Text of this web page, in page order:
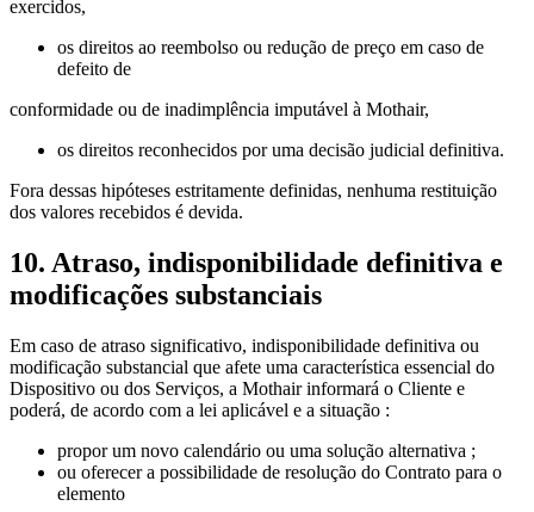
exercidos,
os direitos ao reembolso ou redução de preço em caso de
defeito de
conformidade ou de inadimplência imputável à Mothair,
os direitos reconhecidos por uma decisão judicial definitiva.
Fora dessas hipóteses estritamente definidas, nenhuma restituição
dos valores recebidos é devida.
10. Atraso, indisponibilidade definitiva e
modificações substanciais
Em caso de atraso significativo, indisponibilidade definitiva ou
modificação substancial que afete uma característica essencial do
Dispositivo ou dos Serviços, a Mothair informará o Cliente e
poderá, de acordo com a lei aplicável e a situação :
propor um novo calendário ou uma solução alternativa ;
ou oferecer a possibilidade de resolução do Contrato para o
elemento